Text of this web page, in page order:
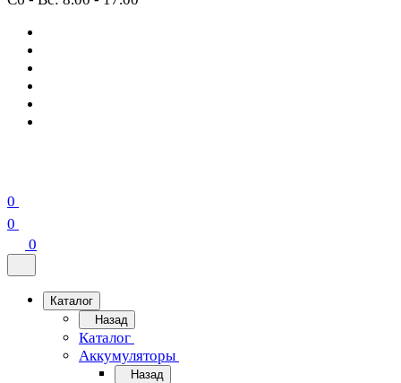
0
0
0
Каталог
Назад
Каталог
Аккумуляторы
Назад